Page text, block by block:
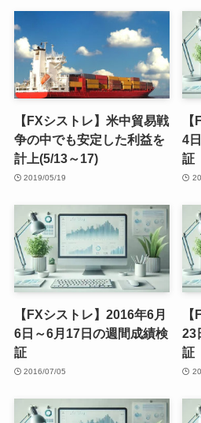
【FXシストレ】米中貿易戦
争の中でも安定した利益を
計上(5/13～17)
2019/05/19
4
証
【FXシストレ】2016年6月
6日～6月17日の週間成績検
証
2016/07/05
23
証